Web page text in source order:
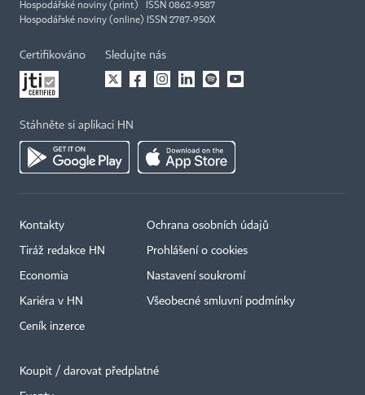
Hospodářské noviny (print) ISSN 0862-9587
Hospodářské noviny (online) ISSN 2787-950X
Certifikováno Sledujte nás
Stáhněte si aplikaci HN
Kontakty
Tiráž redakce HN
Economia
Kariéra v HN
Ceník inzerce
Ochrana osobních údajů
Prohlášení o cookies
Nastavení soukromí
Všeobecné smluvní podmínky
Koupit / darovat předplatné